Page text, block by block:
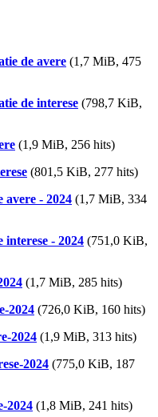
de avere (1,7 MiB, 475
de interese (798,7 KiB,
(1,9 MiB, 256 hits)
(801,5 KiB, 277 hits)
avere - 2024 (1,7 MiB, 334
interese - 2024 (751,0 KiB,
(1,7 MiB, 285 hits)
2024 (726,0 KiB, 160 hits)
2024 (1,9 MiB, 313 hits)
2024 (775,0 KiB, 187
2024 (1,8 MiB, 241 hits)